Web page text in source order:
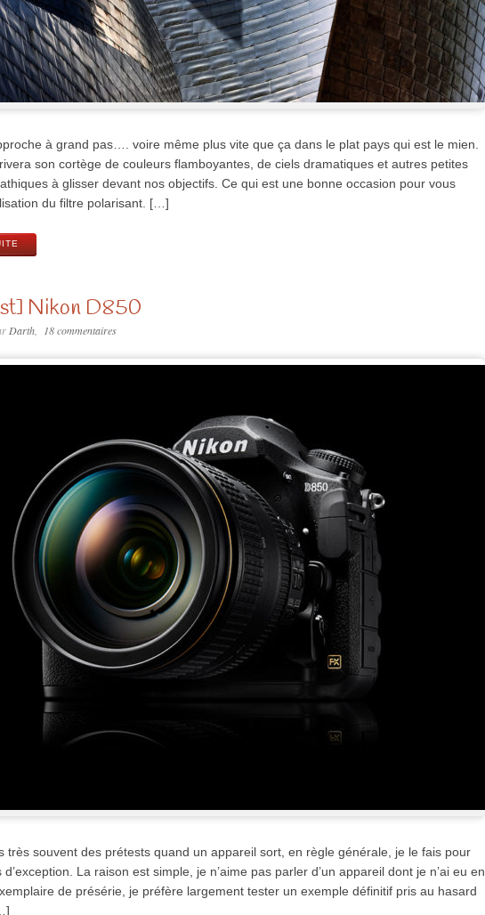
à grand pas…. voire même plus vite que ça dans le plat pays qui est le mien.
son cortège de couleurs flamboyantes, de ciels dramatiques et autres petites
à glisser devant nos objectifs. Ce qui est une bonne occasion pour vous
du filtre polarisant. […]
Nikon D850
Darth 18 commentaires
très souvent des prétests quand un appareil sort, en règle générale, je le fais pour
La raison est simple, je n’aime pas parler d’un appareil dont je n’ai eu en
de présérie, je préfère largement tester un exemple définitif pris au hasard